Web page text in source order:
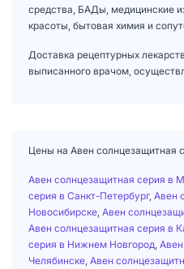
средства, БАДы, медицинские
красоты, бытовая химия и
Доставка рецептурных
выписанного врачом,
Цены на Авен солнцезащитная
Авен солнцезащитная серия в
серия в Санкт-Петербург, Авен
Новосибирске Авен
Авен солнцезащитная серия в
серия в Нижнем Новгород
Челябинске Авен